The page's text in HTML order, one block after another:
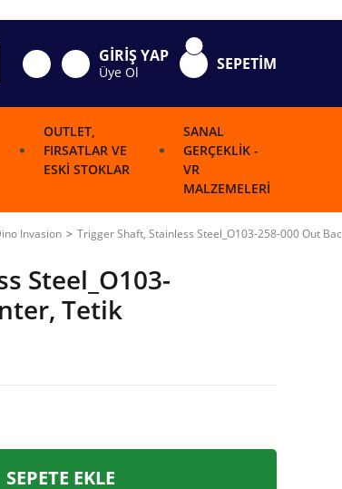
GİRİŞ YAP
Üye Ol SEPETİM
OUTLET,
FIRSATLAR VE
ESKI STOKLAR
SANAL
GERÇEKLIK -
VR
MALZEMELERI
Invasion Trigger Shaft, Stainless Steel_O103-258-000 Out
Steel_O103-
Tetik
SEPETE EKLE